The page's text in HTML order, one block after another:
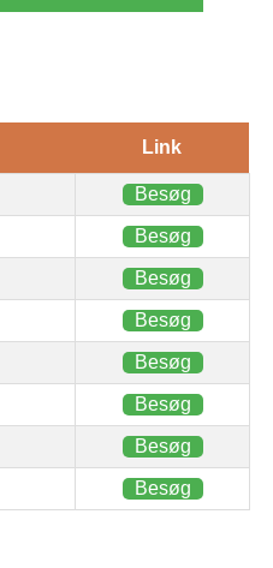
Link
Besøg
Besøg
Besøg
Besøg
Besøg
Besøg
Besøg
Besøg